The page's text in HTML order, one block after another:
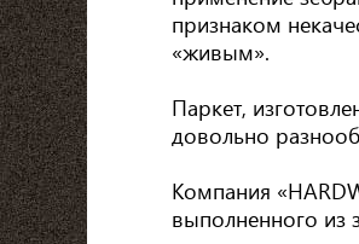
признаком
«живым».
Паркет,
довольно
Компания
выполненного из